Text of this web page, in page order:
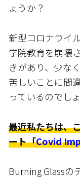
ょうか？
新型コロナウイ
学院教育を崩壊
きがあり、少な
苦しいことに間
っているのでしょ
最近私たちは、
ート「Covid
Burning Glassの